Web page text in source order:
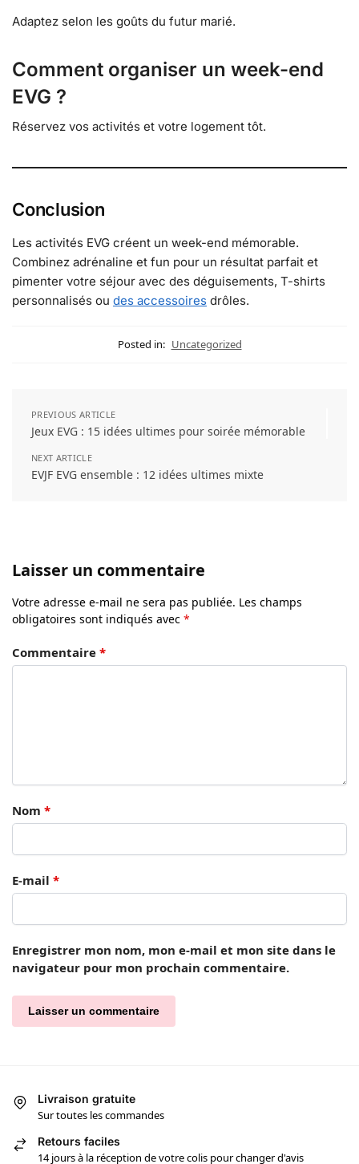
Adaptez selon les goûts du futur marié.
Comment organiser un week-end
EVG ?
Réservez vos activités et votre logement tôt.
Conclusion
Les activités EVG créent un week-end mémorable.
Combinez adrénaline et fun pour un résultat parfait et
pimenter votre séjour avec des déguisements, T-shirts
personnalisés ou des accessoires drôles.
Posted in: Uncategorized
PREVIOUS ARTICLE
Jeux EVG : 15 idées ultimes pour soirée mémorable
NEXT ARTICLE
EVJF EVG ensemble : 12 idées ultimes mixte
Laisser un commentaire
Votre adresse e-mail ne sera pas publiée. Les champs
obligatoires sont indiqués avec *
Commentaire *
Nom *
E-mail *
Enregistrer mon nom, mon e-mail et mon site dans le
navigateur pour mon prochain commentaire.
Livraison gratuite
Sur toutes les commandes
Retours faciles
14 jours à la réception de votre colis pour changer d'avis